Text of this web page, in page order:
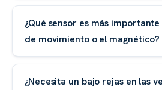
¿Qué sensor es más
de movimiento o el magnético?
¿Necesita un bajo rejas en las